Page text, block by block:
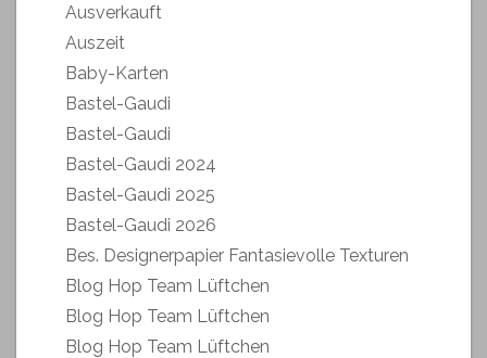
Ausverkauft
Auszeit
Baby-Karten
Bastel-Gaudi
Bastel-Gaudi
Bastel-Gaudi 2024
Bastel-Gaudi 2025
Bastel-Gaudi 2026
Bes. Designerpapier Fantasievolle Texturen
Blog Hop Team Lüftchen
Blog Hop Team Lüftchen
Blog Hop Team Lüftchen